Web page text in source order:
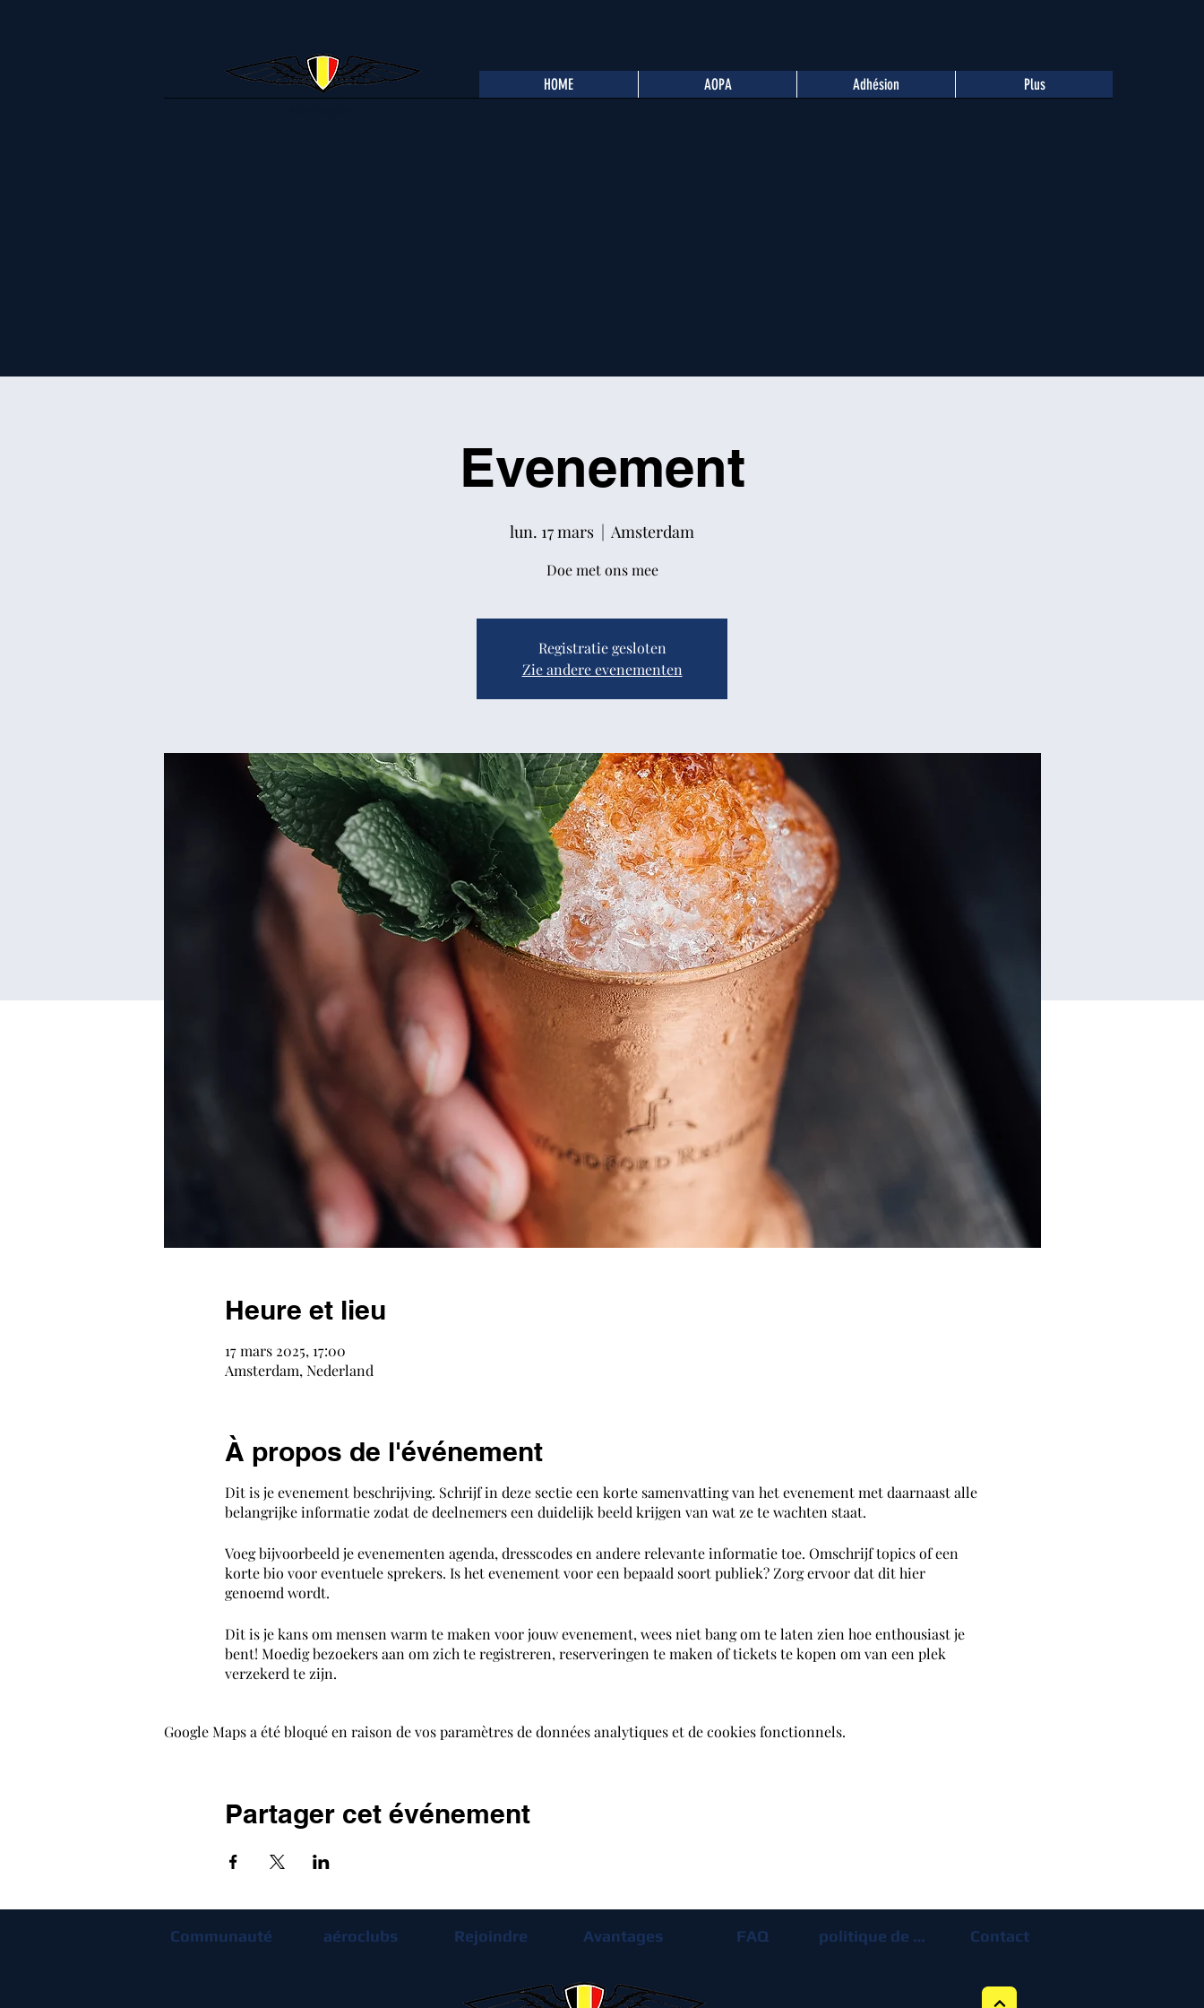
HOME AOPA Adhésion Plus
Evenement
lun. 17 mars
  |
Amsterdam
Doe met ons mee
Registratie gesloten
Zie andere evenementen
Heure et lieu
17 mars 2025, 17:00
Amsterdam, Nederland
À propos de l'événement
Dit is je evenement beschrijving. Schrijf in deze sectie een korte samenvatting van het evenement met daarnaast alle
belangrijke informatie zodat de deelnemers een duidelijk beeld krijgen van wat ze te wachten staat.
Voeg bijvoorbeeld je evenementen agenda, dresscodes en andere relevante informatie toe. Omschrijf topics of een
korte bio voor eventuele sprekers. Is het evenement voor een bepaald soort publiek? Zorg ervoor dat dit hier
genoemd wordt.
Dit is je kans om mensen warm te maken voor jouw evenement, wees niet bang om te laten zien hoe enthousiast je
bent! Moedig bezoekers aan om zich te registreren, reserveringen te maken of tickets te kopen om van een plek
verzekerd te zijn.
Google Maps a été bloqué en raison de vos paramètres de données analytiques et de cookies fonctionnels.
Partager cet événement
Communauté aéroclubs Rejoindre Avantages FAQ politique de confidentialité Contact